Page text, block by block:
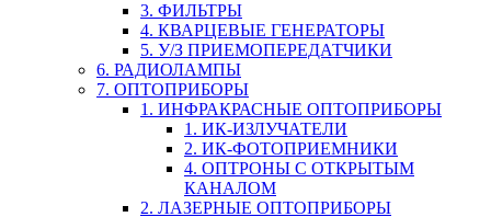
3. ФИЛЬТРЫ
4. КВАРЦЕВЫЕ ГЕНЕРАТОРЫ
5. У/З ПРИЕМОПЕРЕДАТЧИКИ
6. РАДИОЛАМПЫ
7. ОПТОПРИБОРЫ
1. ИНФРАКРАСНЫЕ ОПТОПРИБОРЫ
1. ИК-ИЗЛУЧАТЕЛИ
2. ИК-ФОТОПРИЕМНИКИ
4. ОПТРОНЫ С ОТКРЫТЫМ
КАНАЛОМ
2. ЛАЗЕРНЫЕ ОПТОПРИБОРЫ